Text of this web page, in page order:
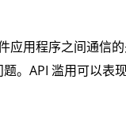
应用程序之间通信
。API 滥用可以表